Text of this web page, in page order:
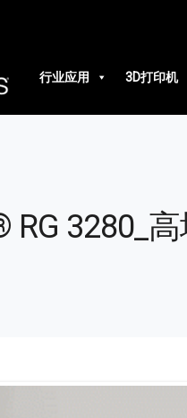
行业应用 3D打印机
RG 3280_